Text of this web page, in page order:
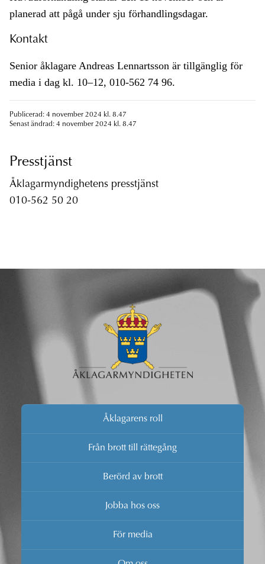
planerad att pågå under sju förhandlingsdagar.
Kontakt
Senior åklagare Andreas Lennartsson är tillgänglig för
media i dag kl. 10–12, 010-562 74 96.
Publicerad: 4 november 2024 kl. 8.47
Senast ändrad: 4 november 2024 kl. 8.47
Presstjänst
Åklagarmyndighetens presstjänst
010-562 50 20
Åklagarens roll
Från brott till rättegång
Berörd av brott
Jobba hos oss
För media